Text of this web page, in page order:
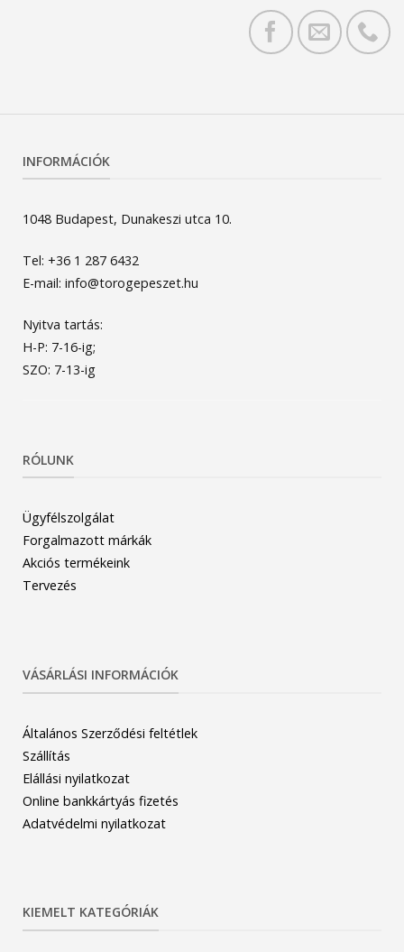
INFORMÁCIÓK
1048 Budapest, Dunakeszi utca 10.
Tel: +36 1 287 6432
E-mail: info@torogepeszet.hu
Nyitva tartás:
H-P: 7-16-ig;
SZO: 7-13-ig
RÓLUNK
Ügyfélszolgálat
Forgalmazott márkák
Akciós termékeink
Tervezés
VÁSÁRLÁSI INFORMÁCIÓK
Általános Szerződési feltétlek
Szállítás
Elállási nyilatkozat
Online bankkártyás fizetés
Adatvédelmi nyilatkozat
KIEMELT KATEGÓRIÁK